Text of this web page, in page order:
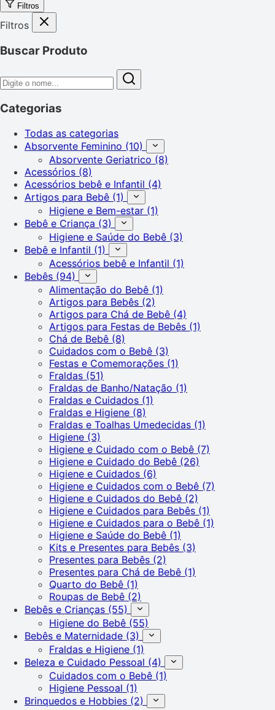
Filtros
Filtros
Buscar Produto
Categorias
Todas as categorias
Absorvente Feminino (10)
Absorvente Geriatrico (8)
Acessórios (8)
Acessórios bebê e Infantil (4)
Artigos para Bebê (1)
Higiene e Bem-estar (1)
Bebê e Criança (3)
Higiene e Saúde do Bebê (3)
Bebê e Infantil (1)
Acessórios bebê e Infantil (1)
Bebês (94)
Alimentação do Bebê (1)
Artigos para Bebês (2)
Artigos para Chá de Bebê (4)
Artigos para Festas de Bebês (1)
Chá de Bebê (8)
Cuidados com o Bebê (3)
Festas e Comemorações (1)
Fraldas (51)
Fraldas de Banho/Natação (1)
Fraldas e Cuidados (1)
Fraldas e Higiene (8)
Fraldas e Toalhas Umedecidas (1)
Higiene (3)
Higiene e Cuidado com o Bebê (7)
Higiene e Cuidado do Bebê (26)
Higiene e Cuidados (6)
Higiene e Cuidados com o Bebê (7)
Higiene e Cuidados do Bebê (2)
Higiene e Cuidados para Bebês (1)
Higiene e Cuidados para o Bebê (1)
Higiene e Saúde do Bebê (1)
Kits e Presentes para Bebês (3)
Presentes para Bebês (2)
Presentes para Chá de Bebê (1)
Quarto do Bebê (1)
Roupas de Bebê (2)
Bebês e Crianças (55)
Higiene do Bebê (55)
Bebês e Maternidade (3)
Fraldas e Higiene (1)
Beleza e Cuidado Pessoal (4)
Cuidados com o Bebê (1)
Higiene Pessoal (1)
Brinquedos e Hobbies (2)